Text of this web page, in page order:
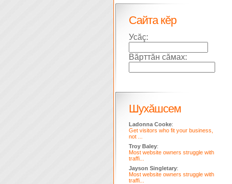
Сайта кĕр
Усăç:
Вăрттăн сăмах:
Шухăшсем
Ladonna Cooke:
Get visitors who fit your business,
not ...
Troy Baley:
Most website owners struggle with
traffi...
Jayson Singletary:
Most website owners struggle with
traffi...